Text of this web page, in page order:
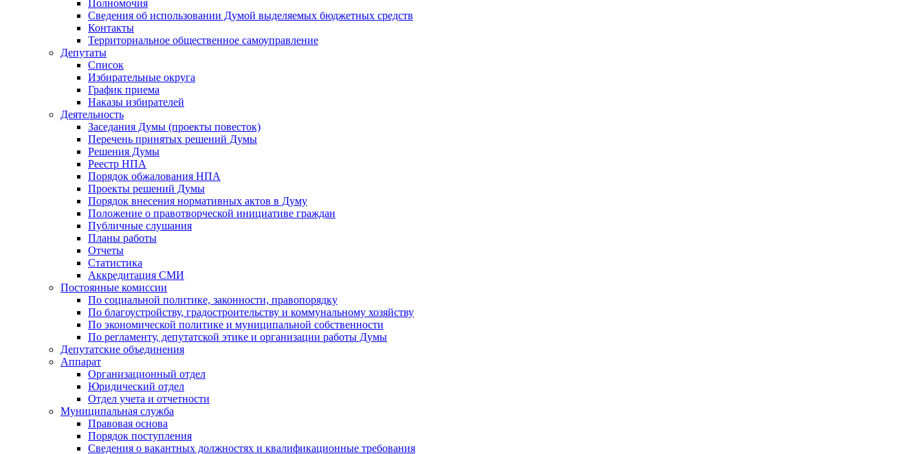
Полномочия
Сведения об использовании Думой выделяемых бюджетных средств
Контакты
Территориальное общественное самоуправление
Депутаты
Список
Избирательные округа
График приема
Наказы избирателей
Деятельность
Заседания Думы (проекты повесток)
Перечень принятых решений Думы
Решения Думы
Реестр НПА
Порядок обжалования НПА
Проекты решений Думы
Порядок внесения нормативных актов в Думу
Положение о правотворческой инициативе граждан
Публичные слушания
Планы работы
Отчеты
Статистика
Аккредитация СМИ
Постоянные комиссии
По социальной политике, законности, правопорядку
По благоустройству, градостроительству и коммунальному хозяйству
По экономической политике и муниципальной собственности
По регламенту, депутатской этике и организации работы Думы
Депутатские объединения
Аппарат
Организационный отдел
Юридический отдел
Отдел учета и отчетности
Муниципальная служба
Правовая основа
Порядок поступления
Сведения о вакантных должностях и квалификационные требования